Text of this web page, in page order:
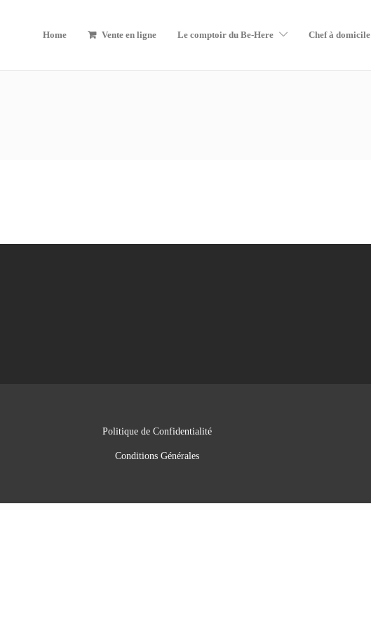
Home Vente en ligne Le comptoir du Be-Here Chef à domicile
Politique de Confidentialité
Conditions Générales